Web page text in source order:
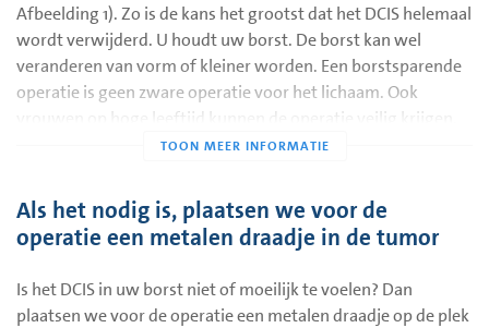
Afbeelding 1). Zo is de kans het grootst dat het DCIS helemaal
wordt verwijderd. U houdt uw borst. De borst kan wel
veranderen van vorm of kleiner worden. Een borstsparende
operatie is geen zware operatie voor het lichaam. Ook
vrouwen op hoge leeftijd kunnen de operatie veilig krijgen.
Als het nodig is, plaatsen we voor de
operatie een metalen draadje in de tumor
Is het DCIS in uw borst niet of moeilijk te voelen? Dan
plaatsen we voor de operatie een metalen draadje op de plek